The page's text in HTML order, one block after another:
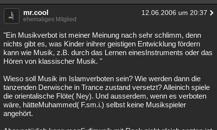
mr.cool 12.06.2006 um 20:37
ehemaliges Mitglied
"Ein Musikverbot ist meiner Meinung nach sehr schlimm, denn
nichts gibt es, was Kinder inihrer geistigen Entwicklung fördern
kann wie Musik, z.B. durch das Lernen einesInstruments oder das
Hören von klassischer Musik. "
Wieso soll Musik im Islamverboten sein? Wie werden dann die
tanzenden Derwische in Trance zustand versetzt? Alleinich spiele
die orientalische Flöte( Ney). Und ausserdem, wenn es verboten
wäre, hätteMuhammed( F.sm.i.) selbst keine Musikspieler
angehört.